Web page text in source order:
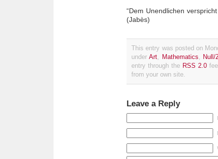
“Dem Unendlichen
(Jabès)
This entry was posted on
underArt Mathematics
Null/
entry through the RSS 2.0
from your own site.
Leave a Reply